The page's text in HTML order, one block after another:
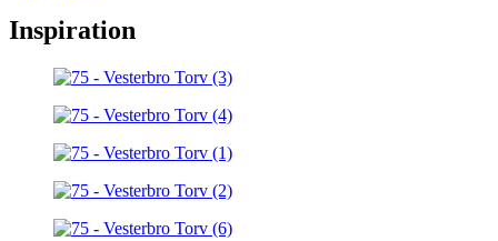
Inspiration